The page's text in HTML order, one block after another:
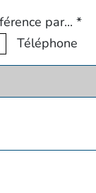
par... *
Téléphone